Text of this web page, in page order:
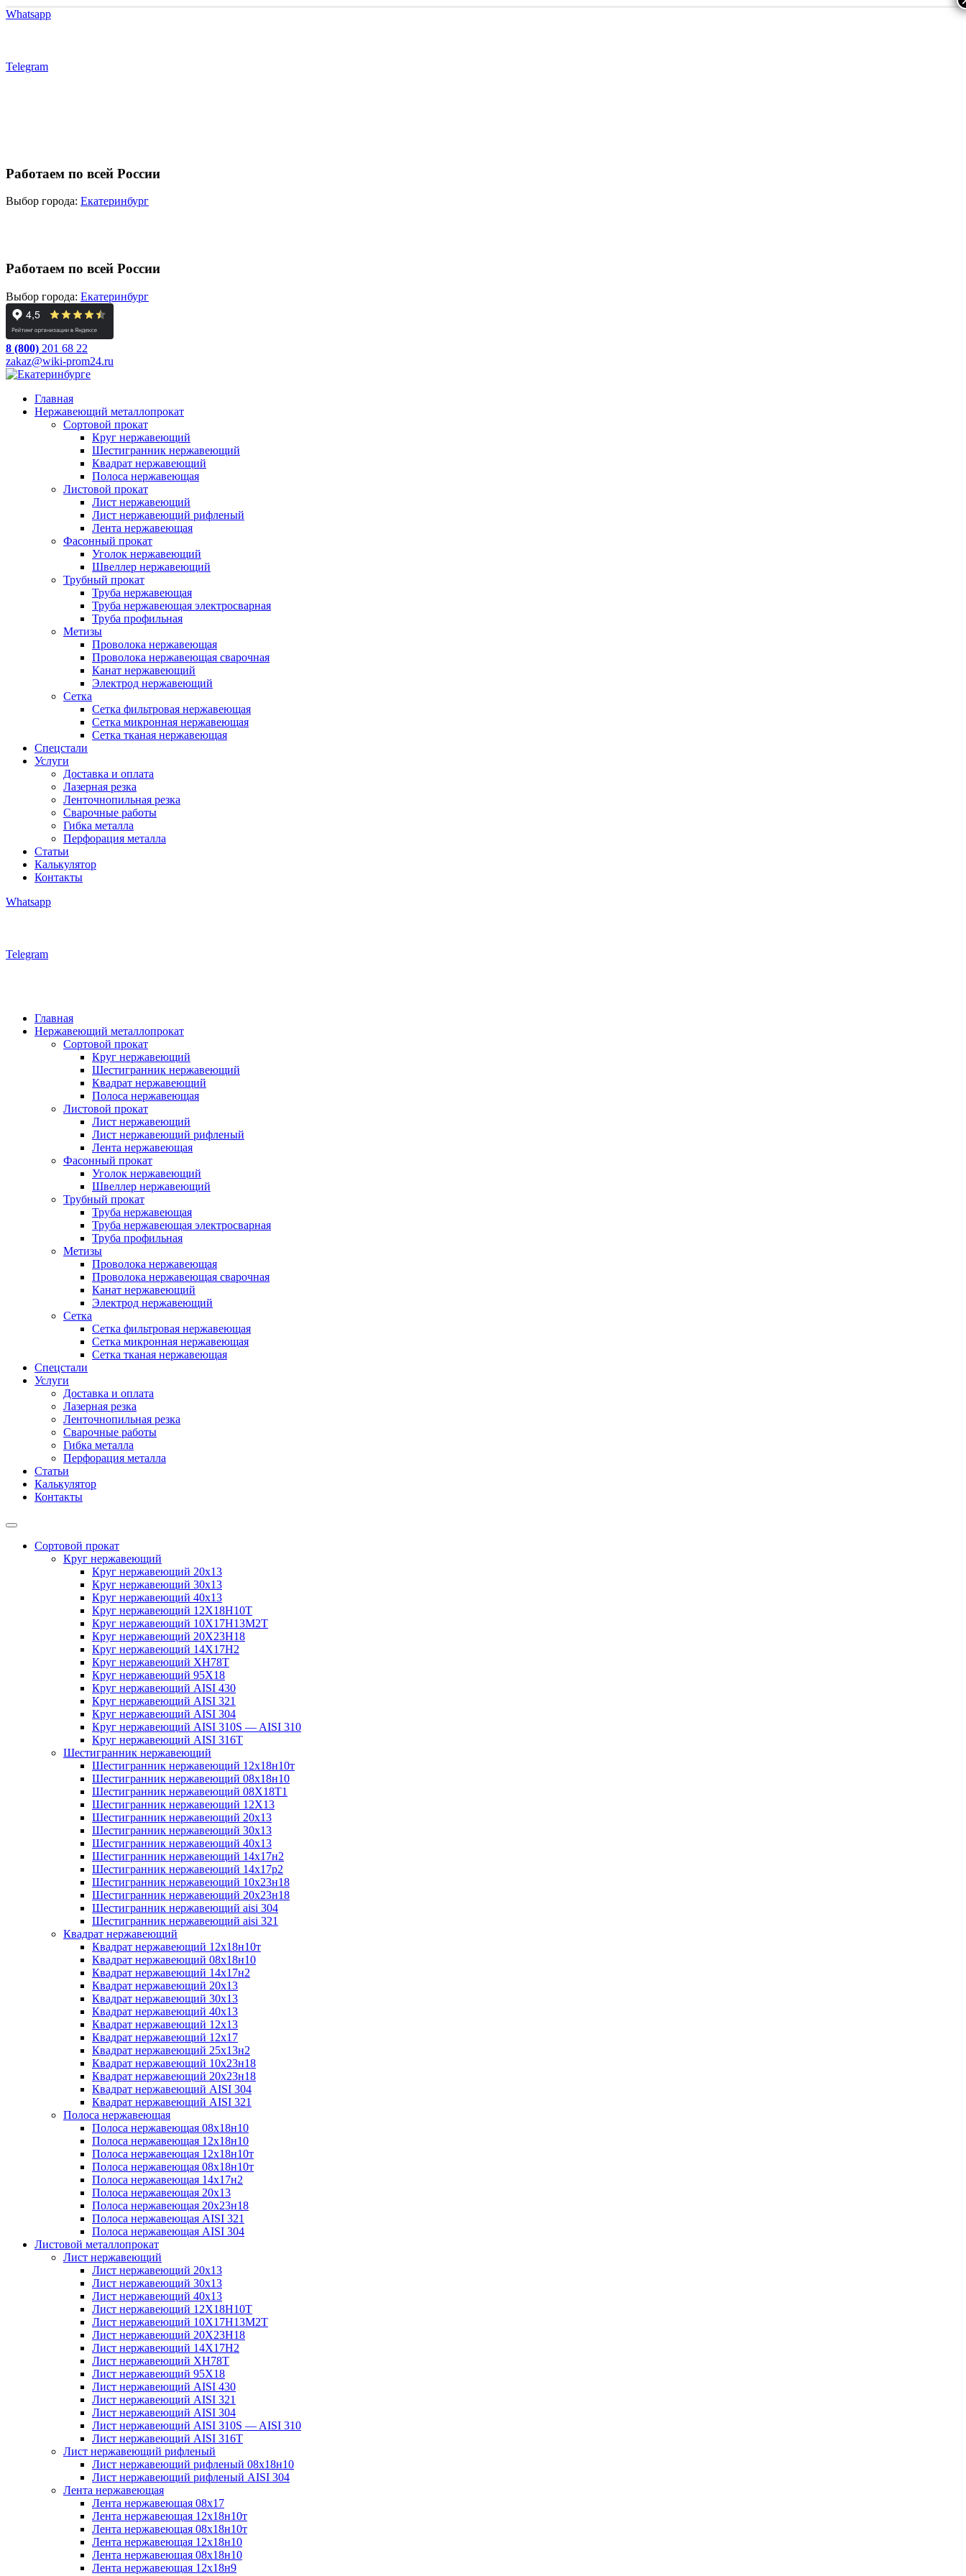
Whatsapp
Telegram
Работаем по всей России
Выбор города: Екатеринбург
Работаем по всей России
Выбор города: Екатеринбург
8 (800) 201 68 22
zakaz@wiki-prom24.ru
Главная
Нержавеющий металлопрокат
Сортовой прокат
Круг нержавеющий
Шестигранник нержавеющий
Квадрат нержавеющий
Полоса нержавеющая
Листовой прокат
Лист нержавеющий
Лист нержавеющий рифленый
Лента нержавеющая
Фасонный прокат
Уголок нержавеющий
Швеллер нержавеющий
Трубный прокат
Труба нержавеющая
Труба нержавеющая электросварная
Труба профильная
Метизы
Проволока нержавеющая
Проволока нержавеющая сварочная
Канат нержавеющий
Электрод нержавеющий
Сетка
Сетка фильтровая нержавеющая
Сетка микронная нержавеющая
Сетка тканая нержавеющая
Спецстали
Услуги
Доставка и оплата
Лазерная резка
Ленточнопильная резка
Сварочные работы
Гибка металла
Перфорация металла
Статьи
Калькулятор
Контакты
Whatsapp
Telegram
Главная
Нержавеющий металлопрокат
Сортовой прокат
Круг нержавеющий
Шестигранник нержавеющий
Квадрат нержавеющий
Полоса нержавеющая
Листовой прокат
Лист нержавеющий
Лист нержавеющий рифленый
Лента нержавеющая
Фасонный прокат
Уголок нержавеющий
Швеллер нержавеющий
Трубный прокат
Труба нержавеющая
Труба нержавеющая электросварная
Труба профильная
Метизы
Проволока нержавеющая
Проволока нержавеющая сварочная
Канат нержавеющий
Электрод нержавеющий
Сетка
Сетка фильтровая нержавеющая
Сетка микронная нержавеющая
Сетка тканая нержавеющая
Спецстали
Услуги
Доставка и оплата
Лазерная резка
Ленточнопильная резка
Сварочные работы
Гибка металла
Перфорация металла
Статьи
Калькулятор
Контакты
Сортовой прокат
Круг нержавеющий
Круг нержавеющий 20х13
Круг нержавеющий 30х13
Круг нержавеющий 40х13
Круг нержавеющий 12Х18Н10Т
Круг нержавеющий 10Х17Н13М2T
Круг нержавеющий 20Х23Н18
Круг нержавеющий 14Х17Н2
Круг нержавеющий ХН78Т
Круг нержавеющий 95Х18
Круг нержавеющий AISI 430
Круг нержавеющий AISI 321
Круг нержавеющий AISI 304
Круг нержавеющий AISI 310S — AISI 310
Круг нержавеющий AISI 316T
Шестигранник нержавеющий
Шестигранник нержавеющий 12х18н10т
Шестигранник нержавеющий 08х18н10
Шестигранник нержавеющий 08Х18Т1
Шестигранник нержавеющий 12Х13
Шестигранник нержавеющий 20х13
Шестигранник нержавеющий 30х13
Шестигранник нержавеющий 40х13
Шестигранник нержавеющий 14х17н2
Шестигранник нержавеющий 14х17р2
Шестигранник нержавеющий 10х23н18
Шестигранник нержавеющий 20х23н18
Шестигранник нержавеющий aisi 304
Шестигранник нержавеющий aisi 321
Квадрат нержавеющий
Квадрат нержавеющий 12х18н10т
Квадрат нержавеющий 08х18н10
Квадрат нержавеющий 14х17н2
Квадрат нержавеющий 20х13
Квадрат нержавеющий 30х13
Квадрат нержавеющий 40х13
Квадрат нержавеющий 12х13
Квадрат нержавеющий 12х17
Квадрат нержавеющий 25х13н2
Квадрат нержавеющий 10х23н18
Квадрат нержавеющий 20х23н18
Квадрат нержавеющий AISI 304
Квадрат нержавеющий AISI 321
Полоса нержавеющая
Полоса нержавеющая 08х18н10
Полоса нержавеющая 12х18н10
Полоса нержавеющая 12х18н10т
Полоса нержавеющая 08х18н10т
Полоса нержавеющая 14х17н2
Полоса нержавеющая 20х13
Полоса нержавеющая 20х23н18
Полоса нержавеющая AISI 321
Полоса нержавеющая AISI 304
Листовой металлопрокат
Лист нержавеющий
Лист нержавеющий 20х13
Лист нержавеющий 30х13
Лист нержавеющий 40х13
Лист нержавеющий 12Х18Н10Т
Лист нержавеющий 10Х17Н13М2T
Лист нержавеющий 20Х23Н18
Лист нержавеющий 14Х17Н2
Лист нержавеющий ХН78Т
Лист нержавеющий 95Х18
Лист нержавеющий AISI 430
Лист нержавеющий AISI 321
Лист нержавеющий AISI 304
Лист нержавеющий AISI 310S — AISI 310
Лист нержавеющий AISI 316T
Лист нержавеющий рифленый
Лист нержавеющий рифленый 08х18н10
Лист нержавеющий рифленый AISI 304
Лента нержавеющая
Лента нержавеющая 08х17
Лента нержавеющая 12х18н10т
Лента нержавеющая 08х18н10т
Лента нержавеющая 12х18н10
Лента нержавеющая 08х18н10
Лента нержавеющая 12х18н9